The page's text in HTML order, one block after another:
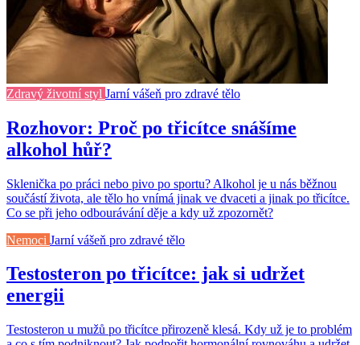
Zdravý životní styl Jarní vášeň pro zdravé tělo
Rozhovor: Proč po třicítce snášíme
alkohol hůř?
Sklenička po práci nebo pivo po sportu? Alkohol je u nás běžnou
součástí života, ale tělo ho vnímá jinak ve dvaceti a jinak po třicítce.
Co se při jeho odbourávání děje a kdy už zpozornět?
Nemoci Jarní vášeň pro zdravé tělo
Testosteron po třicítce: jak si udržet
energii
Testosteron u mužů po třicítce přirozeně klesá. Kdy už je to problém